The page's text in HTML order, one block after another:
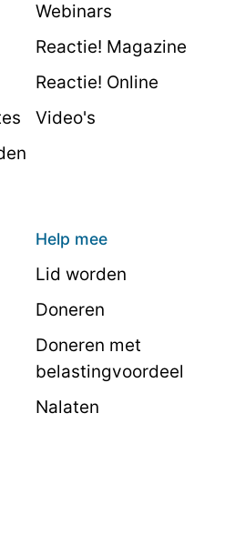
Webinars
Reactie! Magazine
Reactie! Online
Video's
Help mee
Lid worden
Doneren
Doneren met
belastingvoordeel
Nalaten